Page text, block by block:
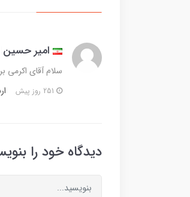
امیر حسین
سلام آقای اکرمی
دیدگاه خود را